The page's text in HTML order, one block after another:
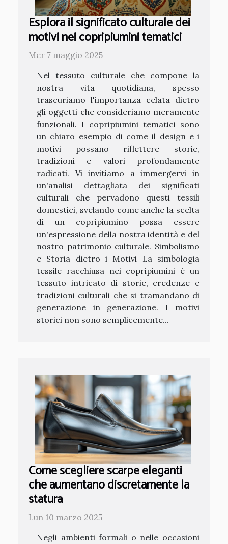
Esplora il significato culturale dei
motivi nei copripiumini tematici
Mer 7 maggio 2025
Nel tessuto culturale che compone la
nostra vita quotidiana, spesso
trascuriamo l'importanza celata dietro
gli oggetti che consideriamo meramente
funzionali. I copripiumini tematici sono
un chiaro esempio di come il design e i
motivi possano riflettere storie,
tradizioni e valori profondamente
radicati. Vi invitiamo a immergervi in
un'analisi dettagliata dei significati
culturali che pervadono questi tessili
domestici, svelando come anche la scelta
di un copripiumino possa essere
un'espressione della nostra identità e del
nostro patrimonio culturale. Simbolismo
e Storia dietro i Motivi La simbologia
tessile racchiusa nei copripiumini è un
tessuto intricato di storie, credenze e
tradizioni culturali che si tramandano di
generazione in generazione. I motivi
storici non sono semplicemente...
Come scegliere scarpe eleganti
che aumentano discretamente la
statura
Lun 10 marzo 2025
Negli ambienti formali o nelle occasioni